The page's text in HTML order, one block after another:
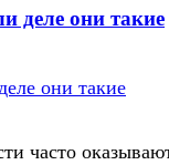
деле они такие
часто